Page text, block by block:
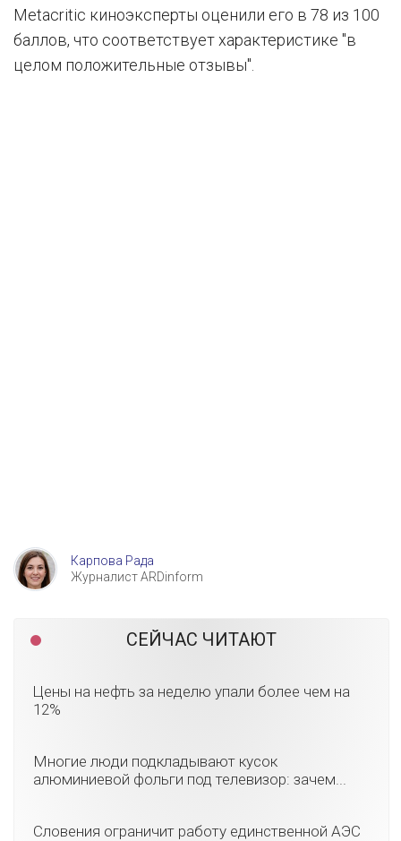
Metacritic киноэксперты оценили его в 78 из 100
баллов, что соответствует характеристике "в
целом положительные отзывы".
Карпова Рада
Журналист ARDinform
СЕЙЧАС ЧИТАЮТ
Цены на нефть за неделю упали более чем на
12%
Многие люди подкладывают кусок
алюминиевой фольги под телевизор: зачем...
Словения ограничит работу единственной АЭС